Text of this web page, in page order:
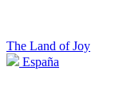
The Land of Joy
España